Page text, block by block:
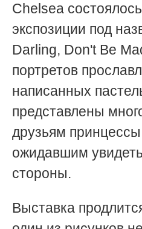
Chelsea
экспозиции под
Darling, Don't Be
портретов
написанных
представлены
друзьям
ожидавшим
стороны.
Выставка